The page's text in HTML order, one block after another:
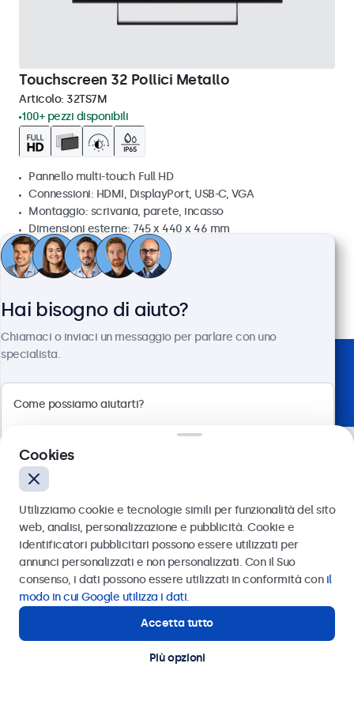
Touchscreen 32 Pollici Metallo
Articolo: 32TS7M
100+ pezzi disponibili
Pannello multi-touch Full HD
Connessioni: HDMI, DisplayPort, USB-C, VGA
Montaggio: scrivania, parete, incasso
Dimensioni esterne: 745 x 440 x 46 mm
€ 699,00
€ 852,78 IVA incl.
Visualizza
Hai bisogno di aiuto? Parla
con uno dei nostri
Hai bisogno di aiuto?
Chiamaci o inviaci un messaggio per parlare con uno
specialista.
Inviare
Oppure chiamaci al
Contatta i nostri esperti
Cookies
Utilizziamo cookie e tecnologie simili per funzionalità del sito
web, analisi, personalizzazione e pubblicità. Cookie e
identificatori pubblicitari possono essere utilizzati per
annunci personalizzati e non personalizzati. Con il Suo
consenso, i dati possono essere utilizzati in conformità con il
modo in cui Google utilizza i dati.
Accetta tutto
Più opzioni